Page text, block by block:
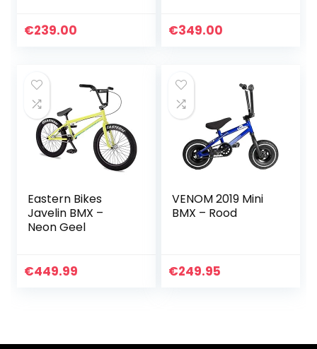
€239.00 €349.00
Eastern Bikes
Javelin BMX –
Neon Geel
€449.99
VENOM 2019 Mini
BMX – Rood
€249.95